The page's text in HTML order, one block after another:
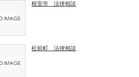
根室市 法律相談
松前町 法律相談